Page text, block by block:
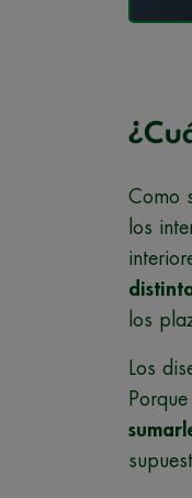
Como
los
los
Los